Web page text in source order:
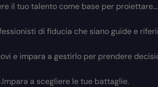
il tuo talento come base per proiettare...
di fiducia che siano guide e
e impara a gestirlo per prendere
a scegliere le tue battaglie.